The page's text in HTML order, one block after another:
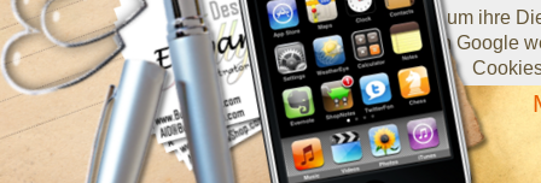
Diese Website verwendet Cookies von Google, um ihre
darüber, wie Sie die Website verwenden, werden an Google